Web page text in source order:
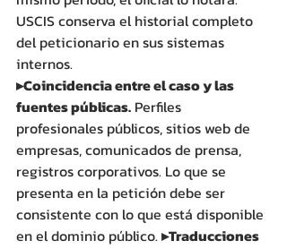
USCIS conserva el historial completo
del peticionario en sus sistemas
internos.
▸Coincidencia entre el caso y las
fuentes públicas. Perfiles
profesionales públicos, sitios web de
empresas, comunicados de prensa,
registros corporativos. Lo que se
presenta en la petición debe ser
consistente con lo que está disponible
en el dominio público. ▸Traducciones